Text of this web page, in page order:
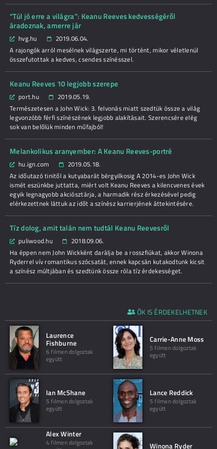
“Túl jó erre a világra”: Keanu Reeves kedvességéről
áradoznak, amerre jár
hvg.hu
2019.06.04.
A rajongók arról mesélnek világszerte, mi történt, mikor véletlenül
összefutottak a kedves, csendes színésszel.
Keanu Reeves 10 legjobb szerepe
port.hu
2019.05.19.
Természetesen a John Wick: 3. felvonás miatt szedtük össze a világ
legvonzóbb férfi színészének legjobb alakításait. Szerencsére elég
sok van belőlük minden műfajból!
Melankolikus aranyember: A Keanu Reeves-portré
hu.ign.com
2019.05.18.
Az időutazó tinitől a kutyabarát bérgyilkosig A 2014-es John Wick
ismét eszünkbe juttatta, miért volt Keanu Reeves a kilencvenes évek
egyik legnagyobb akciósztárja, a harmadik rész érkezésével pedig
elérkezettnek láttuk az időt a színész karrierjének áttekintésére.
Tíz dolog, amit talán nem tudtál Keanu Reevesről
puliwood.hu
2018.09.06.
Ha éppen nem John Wickként darálja be a rosszfiúkat, akkor Winona
Ryderrel vív romantikus szócsatát, ennek kapcsán kutakodtunk kicsit
a színész múltjában és szedtünk össze róla tíz érdekességet.
ŐK IS ÉRDEKELHETNEK
Laurence
Fishburne
6 filmen dolgoztak
együtt
Carrie-Anne Moss
5 filmen dolgoztak
együtt
Ian McShane
5 filmen dolgoztak
együtt
Lance Reddick
5 filmen dolgoztak
együtt
Alex Winter
4 filmen dolgoztak Winona Ryder